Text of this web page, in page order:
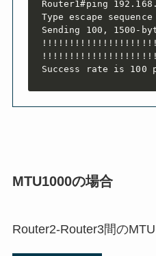
Router1#ping
Type escape
Sending 100, 1500-
Success rate is 100
MTU1000の場合
Router2-Router3間の